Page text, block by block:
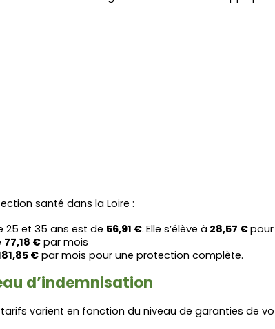
santé dans la Loire :
25 et 35 ans est de 56,91 €. Elle s’élève à 28,57 €
77,18 € par mois
€ par mois pour une protection complète.
d’indemnisation
varient en fonction du niveau de garanties de